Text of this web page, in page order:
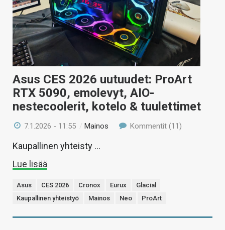
Asus CES 2026 uutuudet: ProArt
RTX 5090, emolevyt, AIO-
nestecoolerit, kotelo & tuulettimet
7.1.2026 - 11:55 /Mainos Kommentit (11)
Kaupallinen yhteisty …
Lue lisää
Asus CES 2026 Cronox Eurux
Glacial
Kaupallinen yhteistyö
Mainos Neo ProArt